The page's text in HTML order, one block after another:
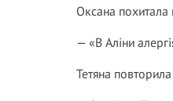
Оксана
— «В Аліни
Тетяна